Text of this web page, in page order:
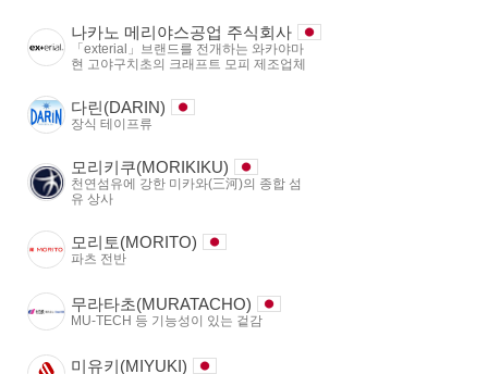
나카노 메리야스공업 주식회사
「exterial」브랜드를 전개하는 와카야마
현 고야구치초의 크래프트 모피 제조업체
다린(DARIN)
장식 테이프류
모리키쿠(MORIKIKU)
천연섬유에 강한 미카와(三河)의 종합 섬
유 상사
모리토(MORITO)
파츠 전반
무라타초(MURATACHO)
MU-TECH 등 기능성이 있는 겉감
미유키(MIYUKI)